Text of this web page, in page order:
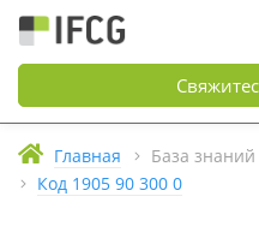
Главная База знаний
Код 1905 90 300 0